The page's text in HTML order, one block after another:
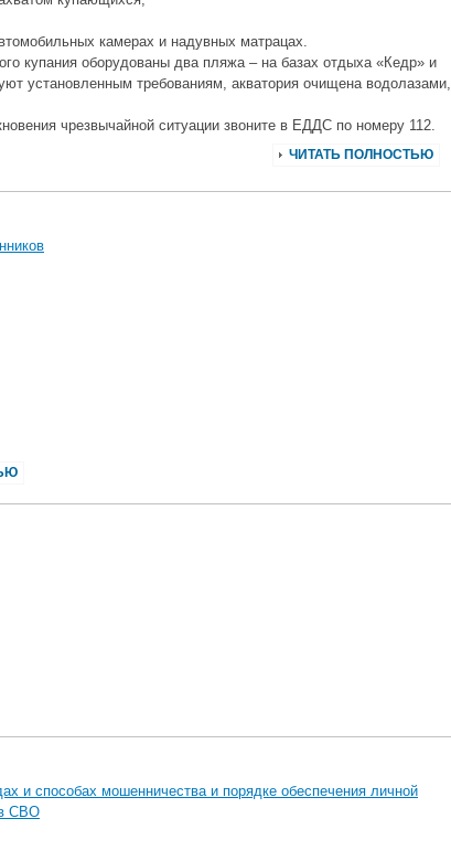
камерах и надувных матрацах.
купания оборудованы два пляжа – на базах отдыха «Кедр» и
установленным требованиям, акватория очищена водолазами,
чрезвычайной ситуации звоните в ЕДДС по номеру 112.
ЧИТАТЬ ПОЛНОСТЬЮ
и способах мошенничества и порядке обеспечения личной
СВО